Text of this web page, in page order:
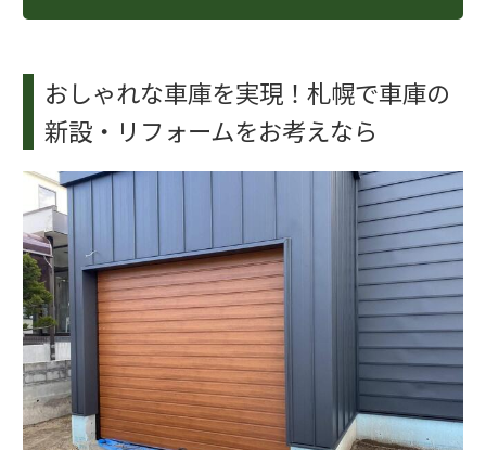
おしゃれな車庫を実現！札幌で車庫の
新設・リフォームをお考えなら